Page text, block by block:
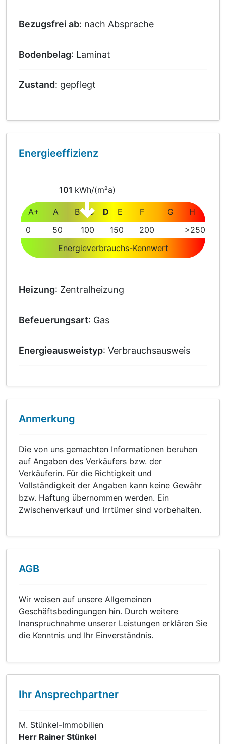
Bezugsfrei ab: nach Absprache
Bodenbelag: Laminat
Zustand: gepflegt
Energieeffizienz
A+ A B C D E F G H
101 kWh/(m²a)
0 50 100 150 200
>250
Energieverbrauchs-Kennwert
Heizung: Zentralheizung
Befeuerungsart: Gas
Energieausweistyp: Verbrauchsausweis
Anmerkung
Die von uns gemachten Informationen beruhen
auf Angaben des Verkäufers bzw. der
Verkäuferin. Für die Richtigkeit und
Vollständigkeit der Angaben kann keine Gewähr
bzw. Haftung übernommen werden. Ein
Zwischenverkauf und Irrtümer sind vorbehalten.
AGB
Wir weisen auf unsere Allgemeinen
Geschäftsbedingungen hin. Durch weitere
Inanspruchnahme unserer Leistungen erklären Sie
die Kenntnis und Ihr Einverständnis.
Ihr Ansprechpartner
M. Stünkel-Immobilien
Herr Rainer Stünkel